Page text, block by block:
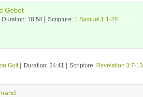
Gebet
Duration: 18:58 Scripture: 1 Samuel 1:1-28
Gott Duration: 24:41 Scripture: Revelation 3:7-13